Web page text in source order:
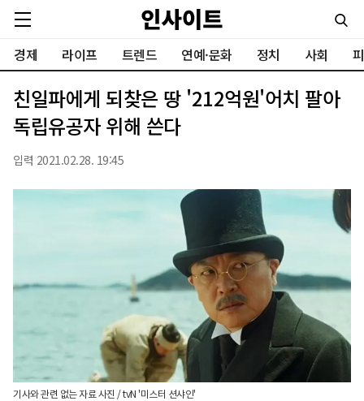
경제 라이프 트렌드 연예·문화 정치 사회
친일파에게 되찾은 땅 '212억원'어치 팔아
독립유공자 위해 쓴다
입력 2021.02.28. 19:45
기사와 관련 없는 자료 사진 / tvN '미스터 션샤인'